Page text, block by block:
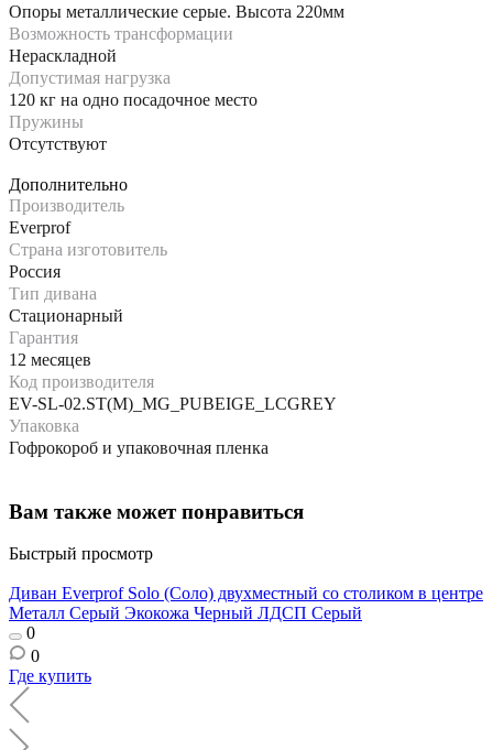
Опоры металлические серые. Высота 220мм
Возможность трансформации
Нераскладной
Допустимая нагрузка
120 кг на одно посадочное место
Пружины
Отсутствуют
Дополнительно
Производитель
Everprof
Страна изготовитель
Россия
Тип дивана
Стационарный
Гарантия
12 месяцев
Код производителя
EV-SL-02.ST(M)_MG_PUBEIGE_LСGREY
Упаковка
Гофрокороб и упаковочная пленка
Вам также может понравиться
Быстрый просмотр
Диван Everprof Solo (Соло) двухместный со столиком в центре
Металл Серый Экокожа Черный ЛДСП Серый
0
0
Где купить